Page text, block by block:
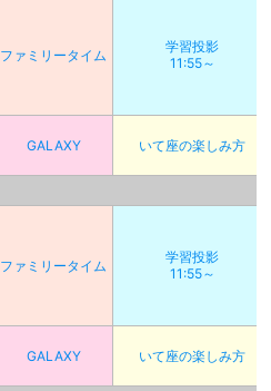
ファミリータイム
学習投影
11:55～
GALAXY いて座の楽しみ方
ファミリータイム
学習投影
11:55～
GALAXY いて座の楽しみ方